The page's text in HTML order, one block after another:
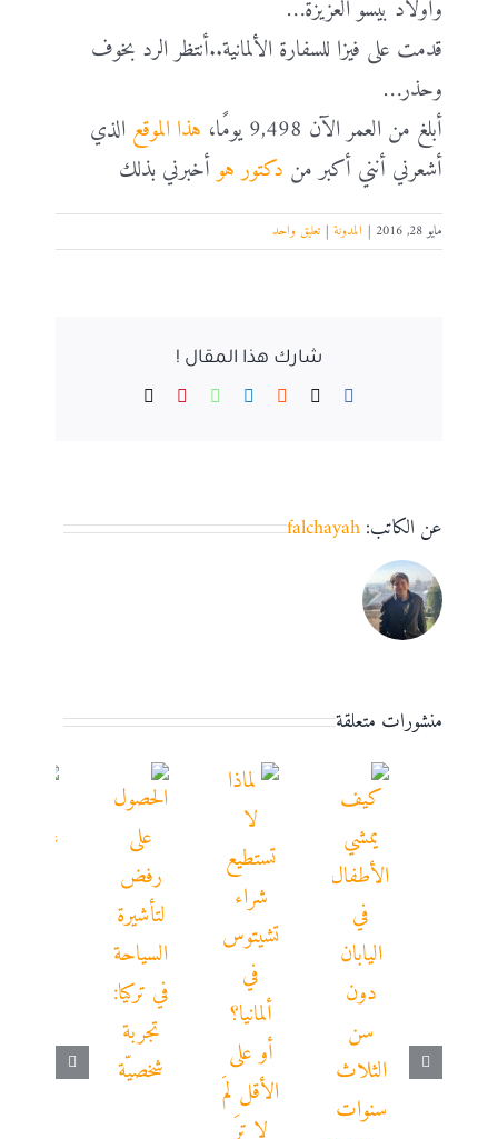
وأولاد بيسو العزيزة…
قدمت على فيزا للسفارة الألمانية..أنتظر الرد بخوف
وحذر…
أبلغ من العمر الآن 9,498 يومًا،
هذا الموقع الذي
أشعرني أنني أكبر من دكتور هوأخبرني بذلك
مايو 28, 2016 | المدونة | تعليق واحد
شارك هذا المقال !
Facebook
Reddit
LinkedIn
WhatsApp
Pinterest
عن الكاتب:falchayah
منشورات متعلقة